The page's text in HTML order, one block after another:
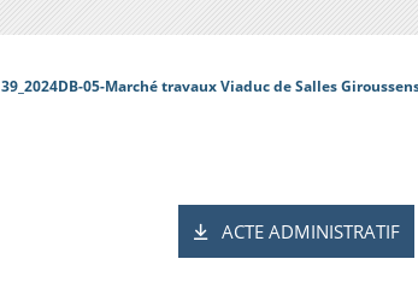
39_2024DB-05-Marché travaux Viaduc de Salles
ACTE ADMINISTRATIF